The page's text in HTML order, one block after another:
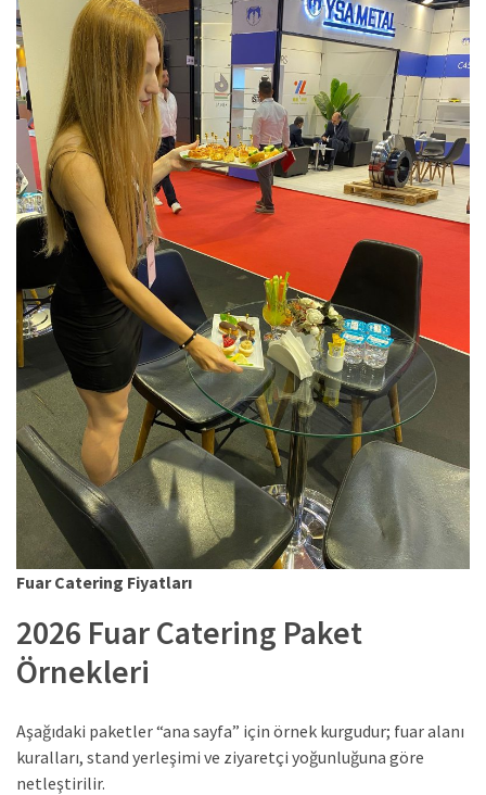
Fuar Catering Fiyatları
2026 Fuar Catering Paket
Örnekleri
Aşağıdaki paketler “ana sayfa” için örnek kurgudur; fuar alanı
kuralları, stand yerleşimi ve ziyaretçi yoğunluğuna göre
netleştirilir.